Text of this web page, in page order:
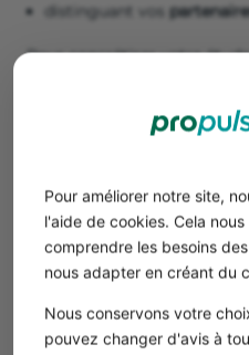
Pour améliorer notre site,
l'aide de cookies. Cela
comprendre les besoins
nous adapter en créant du
Nous conservons votre
pouvez changer d'avis à
distinguant vos
Pour concrétiser votre
votre clientèle : les
demande des clients, leurs
tous les tableaux financiers
financement nécessaire à
pressing. Ce document
notamment de démarcher
banques et
plateformes de